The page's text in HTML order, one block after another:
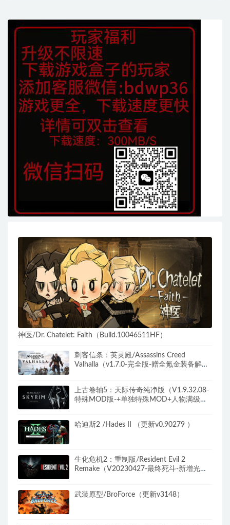
神医/Dr. Chatelet: Faith（Build.10046511HF）
刺客信条：英灵殿/Assassins Creed
Valhalla（v1.7.0-完全版-赠全氪金装备解
上古卷轴5：天际传奇纯净版（V1.9.32.08-
特殊MOD版-+单独特殊MOD+人物满级存
哈迪斯2 /Hades II （更新v0.90279 ）
生化危机2：重制版/Resident Evil 2
Remake（V20230427-最终死斗-新增光线
武装原型/BroForce（更新v3148）